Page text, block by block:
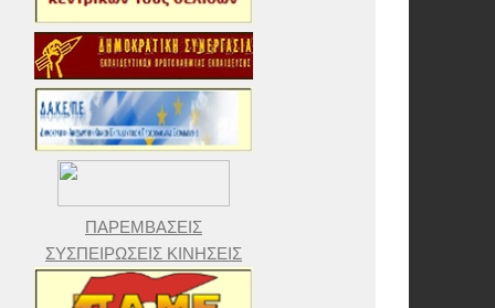
ΠΑΡΕΜΒΑΣΕΙΣ
ΣΥΣΠΕΙΡΩΣΕΙΣ ΚΙΝΗΣΕΙΣ